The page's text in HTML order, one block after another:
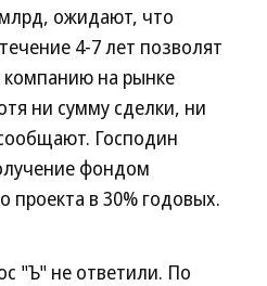
ожидают, что
4-7 лет позволят
на рынке
ни сумму сделки, ни
Господин
фондом
проекта в 30% годовых.
"Ъ" не ответили. По